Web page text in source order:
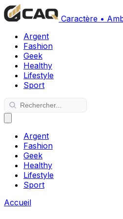
Caractère •
Argent
Fashion
Geek
Healthy
Lifestyle
Sport
Argent
Fashion
Geek
Healthy
Lifestyle
Sport
Accueil